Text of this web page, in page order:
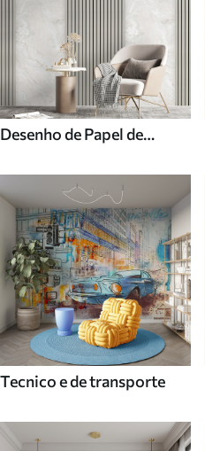
Desenho de Papel de
Tecnico e de transporte